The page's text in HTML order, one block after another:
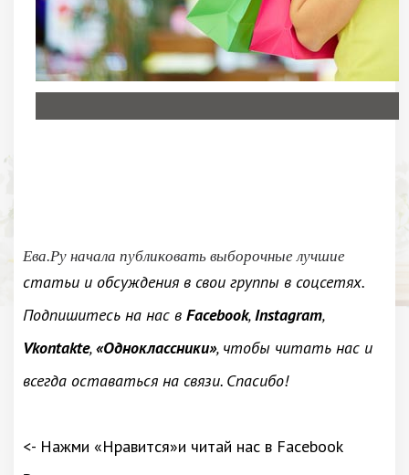
Ева.Ру начала публиковать выборочные лучшие
статьи и обсуждения в свои группы в соцсетях.
Подпишитесь на нас в Facebook,Instagram,
Vkontakte,«Одноклассники», чтобы читать нас и
всегда оставаться на связи. Спасибо!
<- Нажми «Нравится»и читай нас в Facebook